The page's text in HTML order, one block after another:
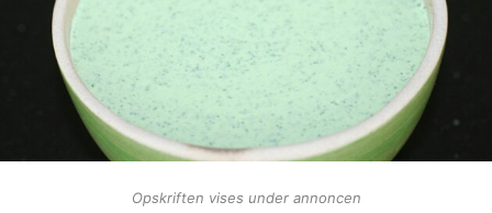
Opskriften vises under annoncen